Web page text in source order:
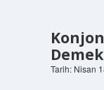
Demek
Tarih: Nisan